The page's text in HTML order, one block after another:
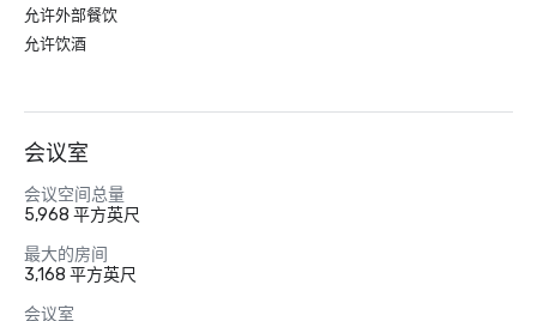
允许外部餐饮
允许饮酒
会议室
会议空间总量
5,968 平方英尺
最大的房间
3,168 平方英尺
会议室